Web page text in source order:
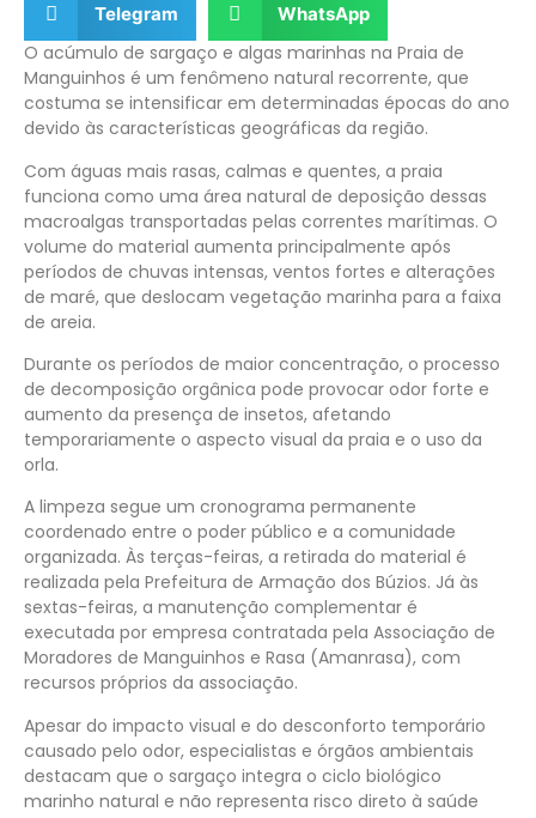
Telegram WhatsApp
O acúmulo de sargaço e algas marinhas na Praia de
Manguinhos é um fenômeno natural recorrente, que
costuma se intensificar em determinadas épocas do ano
devido às características geográficas da região.
Com águas mais rasas, calmas e quentes, a praia
funciona como uma área natural de deposição dessas
macroalgas transportadas pelas correntes marítimas. O
volume do material aumenta principalmente após
períodos de chuvas intensas, ventos fortes e alterações
de maré, que deslocam vegetação marinha para a faixa
de areia.
Durante os períodos de maior concentração, o processo
de decomposição orgânica pode provocar odor forte e
aumento da presença de insetos, afetando
temporariamente o aspecto visual da praia e o uso da
orla.
A limpeza segue um cronograma permanente
coordenado entre o poder público e a comunidade
organizada. Às terças-feiras, a retirada do material é
realizada pela Prefeitura de Armação dos Búzios. Já às
sextas-feiras, a manutenção complementar é
executada por empresa contratada pela Associação de
Moradores de Manguinhos e Rasa (Amanrasa), com
recursos próprios da associação.
Apesar do impacto visual e do desconforto temporário
causado pelo odor, especialistas e órgãos ambientais
destacam que o sargaço integra o ciclo biológico
marinho natural e não representa risco direto à saúde